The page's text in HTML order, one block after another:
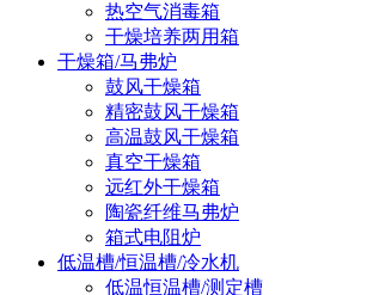
热空气消毒箱
干燥培养两用箱
干燥箱/马弗炉
鼓风干燥箱
精密鼓风干燥箱
高温鼓风干燥箱
真空干燥箱
远红外干燥箱
陶瓷纤维马弗炉
箱式电阻炉
低温槽/恒温槽/冷水机
低温恒温槽/测定槽